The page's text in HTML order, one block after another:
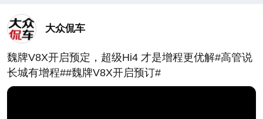
大众侃车
魏牌V8X开启预定，超级Hi4 才是增程更优解#高管说
长城有增程##魏牌V8X开启预订#